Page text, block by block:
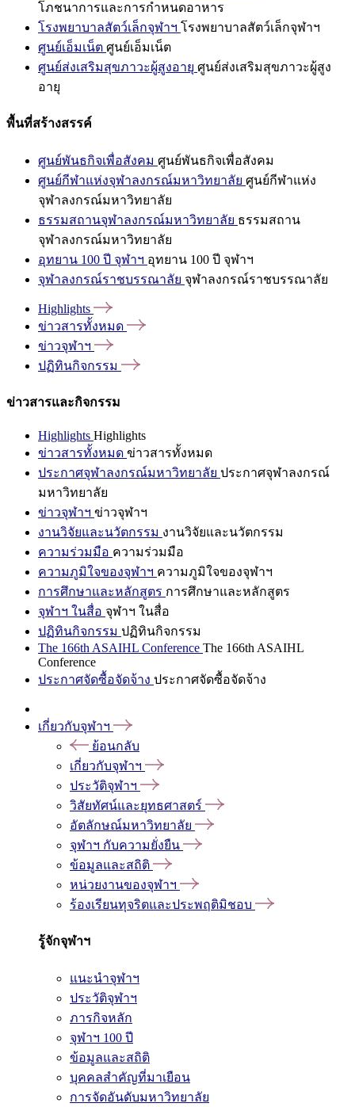
โภชนาการและการกำหนดอาหาร
โรงพยาบาลสัตว์เล็กจุฬาฯ โรงพยาบาลสัตว์เล็กจุฬาฯ
ศูนย์เอ็มเน็ต ศูนย์เอ็มเน็ต
ศูนย์ส่งเสริมสุขภาวะผู้สูงอายุ ศูนย์ส่งเสริมสุขภาวะผู้สูง
อายุ
พื้นที่สร้างสรรค์
ศูนย์พันธกิจเพื่อสังคม ศูนย์พันธกิจเพื่อสังคม
ศูนย์กีฬาแห่งจุฬาลงกรณ์มหาวิทยาลัย ศูนย์กีฬาแห่ง
จุฬาลงกรณ์มหาวิทยาลัย
ธรรมสถานจุฬาลงกรณ์มหาวิทยาลัย ธรรมสถาน
จุฬาลงกรณ์มหาวิทยาลัย
อุทยาน 100 ปี จุฬาฯ อุทยาน 100 ปี จุฬาฯ
จุฬาลงกรณ์ราชบรรณาลัย จุฬาลงกรณ์ราชบรรณาลัย
Highlights
ข่าวสารทั้งหมด
ข่าวจุฬาฯ
ปฏิทินกิจกรรม
ข่าวสารและกิจกรรม
Highlights Highlights
ข่าวสารทั้งหมด ข่าวสารทั้งหมด
ประกาศจุฬาลงกรณ์มหาวิทยาลัย ประกาศจุฬาลงกรณ์
มหาวิทยาลัย
ข่าวจุฬาฯ ข่าวจุฬาฯ
งานวิจัยและนวัตกรรม งานวิจัยและนวัตกรรม
ความร่วมมือ ความร่วมมือ
ความภูมิใจของจุฬาฯ ความภูมิใจของจุฬาฯ
การศึกษาและหลักสูตร การศึกษาและหลักสูตร
จุฬาฯ ในสื่อ จุฬาฯ ในสื่อ
ปฏิทินกิจกรรม ปฏิทินกิจกรรม
The 166th ASAIHL Conference The 166th ASAIHL
Conference
ประกาศจัดซื้อจัดจ้าง ประกาศจัดซื้อจัดจ้าง
เกี่ยวกับจุฬาฯ
ย้อนกลับ
เกี่ยวกับจุฬาฯ
ประวัติจุฬาฯ
วิสัยทัศน์และยุทธศาสตร์
อัตลักษณ์มหาวิทยาลัย
จุฬาฯ กับความยั่งยืน
ข้อมูลและสถิติ
หน่วยงานของจุฬาฯ
ร้องเรียนทุจริตและประพฤติมิชอบ
รู้จักจุฬาฯ
แนะนำจุฬาฯ
ประวัติจุฬาฯ
ภารกิจหลัก
จุฬาฯ 100 ปี
ข้อมูลและสถิติ
บุคคลสำคัญที่มาเยือน
การจัดอันดับมหาวิทยาลัย